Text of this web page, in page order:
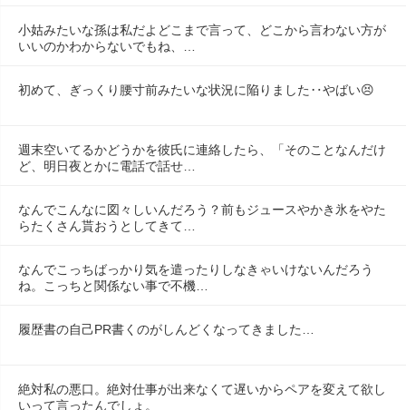
小姑みたいな孫は私だよどこまで言って、どこから言わない方が
いいのかわからないでもね、…
初めて、ぎっくり腰寸前みたいな状況に陥りました‥やばい😣
週末空いてるかどうかを彼氏に連絡したら、「そのことなんだけ
ど、明日夜とかに電話で話せ…
なんでこんなに図々しいんだろう？前もジュースやかき氷をやた
らたくさん貰おうとしてきて…
なんでこっちばっかり気を遣ったりしなきゃいけないんだろう
ね。こっちと関係ない事で不機…
履歴書の自己PR書くのがしんどくなってきました…
絶対私の悪口。絶対仕事が出来なくて遅いからペアを変えて欲し
いって言ったんでしょ。